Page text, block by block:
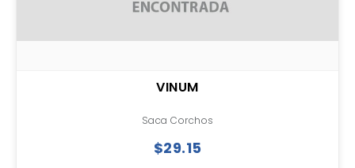
VINUM
Saca Corchos
$29.15